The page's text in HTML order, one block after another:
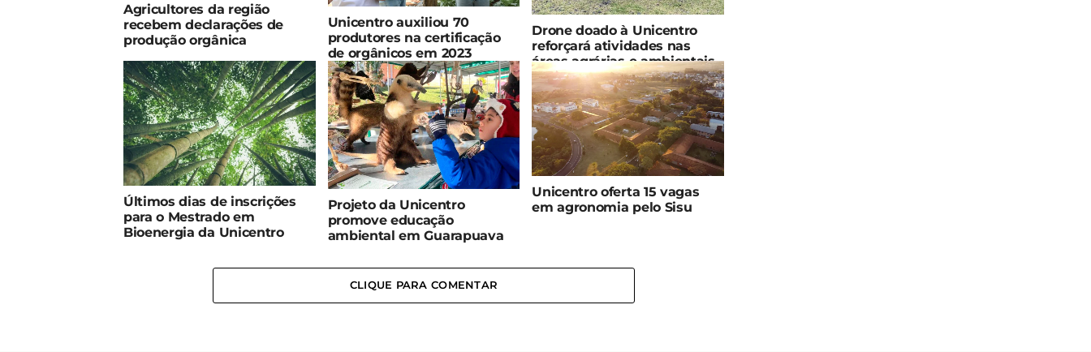
Agricultores da região
recebem declarações de
produção orgânica
Unicentro auxiliou 70
produtores na certificação
de orgânicos em 2023
Drone doado à Unicentro
reforçará atividades nas
áreas agrárias e ambientais
Últimos dias de inscrições
para o Mestrado em
Bioenergia da Unicentro
Projeto da Unicentro
promove educação
ambiental em Guarapuava
Unicentro oferta 15 vagas
em agronomia pelo Sisu
CLIQUE PARA COMENTAR